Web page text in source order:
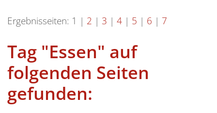
Ergebnisseiten: 1 | 2 | 3 | 4 | 5 | 6 | 7
Tag "Essen" auf
folgenden Seiten
gefunden: